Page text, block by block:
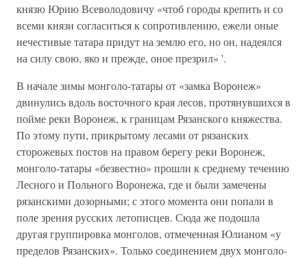
князю Юрию Всеволодовичу «чтоб городы крепить и со
всеми князи согласиться к сопротив­лению, ежели оные
нечестивые татара придут на землю его, но он, надеялся
на силу свою, яко и прежде, оное презрил» '.
В начале зимы монголо-татары от «замка Воронеж»
двинулись вдоль восточного края лесов, протянувшихся в
пойме реки Воронеж, к границам Рязанского княжества.
По этому пути, прикрытому лесами от рязанских
сторожевых постов на правом берегу реки Воронеж,
монголо-татары «безвестно» прошли к среднему течению
Лесного и Польного Воронежа, где и были замечены
рязанскими дозорными; с этого момента они попали в
по­ле зрения русских летописцев. Сюда же подошла
другая группировка монголов, отмеченная Юлианом «у
пределов Рязанских». Только соединением двух монголо-